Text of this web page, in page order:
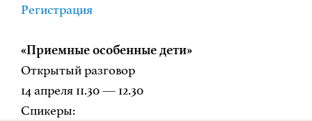
Регистрация
«Приемные особенные дети»
Открытый разговор
14 апреля 11.30 — 12.30
Спикеры: